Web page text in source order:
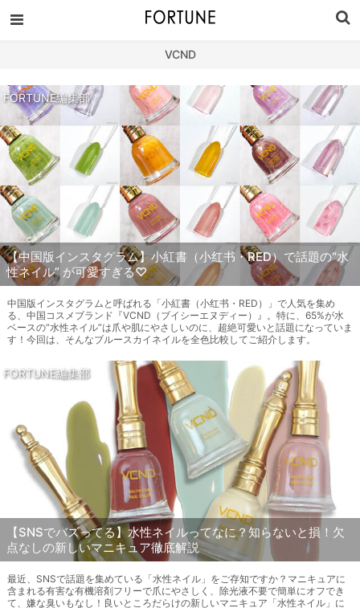
VCND
FORTUNE編集部
【中国版インスタグラム】小紅書（小红书・RED）で話題の“水
性ネイル” が可愛すぎる♡
中国版インスタグラムと呼ばれる「小紅書（小红书・RED）」で人気を集め
る、中国コスメブランド『VCND（ブイシーエヌディー）』。特に、65%が水
ベースの“水性ネイル”は爪や肌にやさしいのに、超絶可愛いと話題になっていま
す！今回は、そんなブルースカイネイルを全色比較してご紹介します。
FORTUNE編集部
【SNSでバズってる】水性ネイルってなに？知らないと損！欠
点なしの新しいマニキュア徹底解説
最近、SNSで話題を集めている「水性ネイル」をご存知ですか？マニキュアに
含まれる有害な有機溶剤フリーで爪にやさしく、除光液不要で簡単にオフでき
て、嫌な臭いもなし！良いところだらけの新しいマニキュア「水性ネイル」に